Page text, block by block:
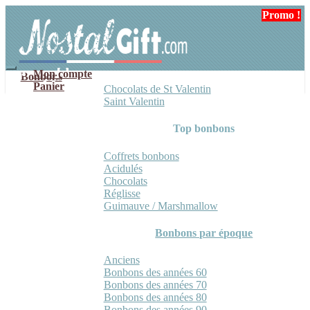
navigation
contenu
Mon compte
Panier
Bonbons
Chocolats de St Valentin
Saint Valentin
Top bonbons
Coffrets bonbons
Acidulés
Chocolats
Réglisse
Guimauve / Marshmallow
Bonbons par époque
Anciens
Bonbons des années 60
Bonbons des années 70
Bonbons des années 80
Promo !
Promo !